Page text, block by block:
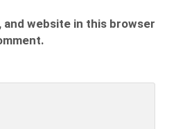
and website in this browser